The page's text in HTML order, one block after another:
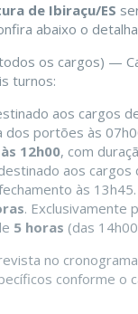
de Ibiraçu/ES
abaixo o
os cargos) —
turnos:
aos cargos
dos portões às
12h00, com
aos cargos
às
. Exclusivamente
5 horas (das
no
conforme